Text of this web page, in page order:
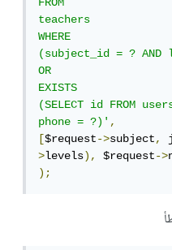
FROM
teachers
WHERE
(subject_id = ? AND
OR
EXISTS
(SELECT id FROM
phone = ?)',
[$request->subject,
>levels), $request->
);